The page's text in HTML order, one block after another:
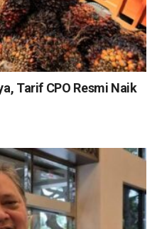
Tarif CPO Resmi Naik